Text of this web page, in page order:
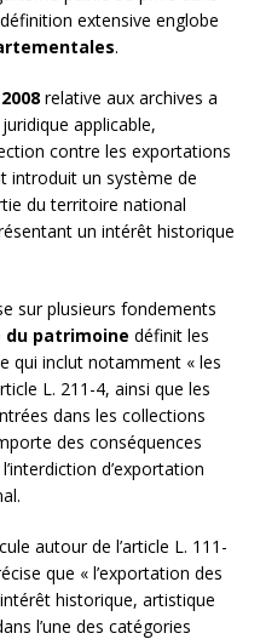
extensive englobe
.
relative aux archives a
applicable,
contre les exportations
introduit un système de
du territoire national
un intérêt historique
sur plusieurs fondements
du patrimoine définit les
qui inclut notamment « les
L. 211-4, ainsi que les
dans les collections
des conséquences
d’exportation
autour de l’article L. 111-
que « l’exportation des
historique, artistique
l’une des catégories